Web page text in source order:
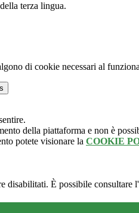
terza lingua.
di cookie necessari al
della piattaforma e non è
potete visionare la COOKIE
disabilitati. È possibile